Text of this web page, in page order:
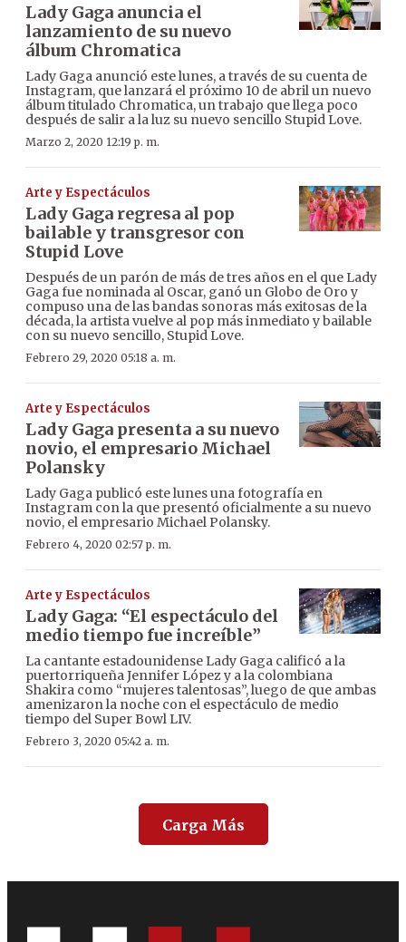
Lady Gaga anuncia el
lanzamiento de su nuevo
álbum Chromatica
Lady Gaga anunció este lunes, a través de su cuenta de
Instagram, que lanzará el próximo 10 de abril un nuevo
álbum titulado Chromatica, un trabajo que llega poco
después de salir a la luz su nuevo sencillo Stupid Love.
Marzo 2, 2020 12:19 p. m.
Arte y Espectáculos
Lady Gaga regresa al pop
bailable y transgresor con
Stupid Love
Después de un parón de más de tres años en el que Lady
Gaga fue nominada al Oscar, ganó un Globo de Oro y
compuso una de las bandas sonoras más exitosas de la
década, la artista vuelve al pop más inmediato y bailable
con su nuevo sencillo, Stupid Love.
Febrero 29, 2020 05:18 a. m.
Arte y Espectáculos
Lady Gaga presenta a su nuevo
novio, el empresario Michael
Polansky
Lady Gaga publicó este lunes una fotografía en
Instagram con la que presentó oficialmente a su nuevo
novio, el empresario Michael Polansky.
Febrero 4, 2020 02:57 p. m.
Arte y Espectáculos
Lady Gaga: “El espectáculo del
medio tiempo fue increíble”
La cantante estadounidense Lady Gaga calificó a la
puertorriqueña Jennifer López y a la colombiana
Shakira como “mujeres talentosas”, luego de que ambas
amenizaron la noche con el espectáculo de medio
tiempo del Super Bowl LIV.
Febrero 3, 2020 05:42 a. m.
Carga Más